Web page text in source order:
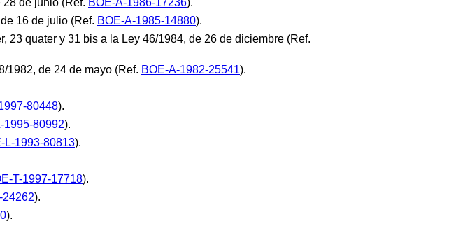
16 de julio (Ref. BOE-A-1985-14880).
23 quater y 31 bis a la Ley 46/1984, de 26 de diciembre (Ref.
1982, de 24 de mayo (Ref. BOE-A-1982-25541).
80448).
1995-80992).
L-1993-80813).
T-1997-17718).
24262).
).